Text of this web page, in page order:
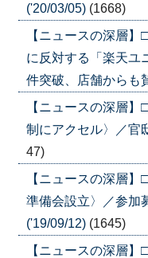
('20/03/05) (1668)
【ニュースの深層
に反対する「楽天ユ
件突破、店舗からも
【ニュースの深層
制にアクセル〉／官
47)
【ニュースの深層
準備会設立〉／参加
('19/09/12) (1645)
【ニュースの深層